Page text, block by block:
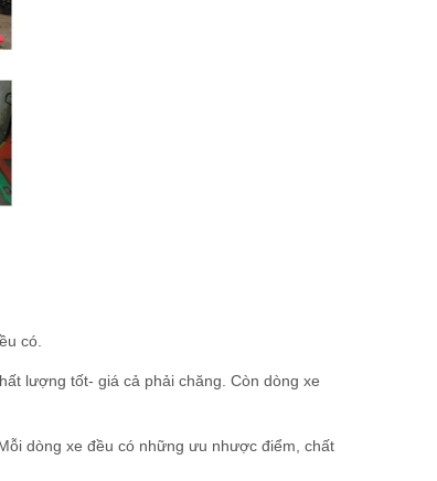
có.
lượng tốt- giá cả phải chăng. Còn dòng xe
dòng xe đều có những ưu nhược điểm, chất